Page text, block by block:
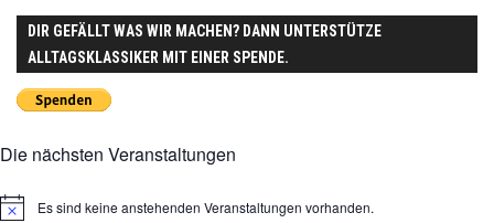
DIR GEFÄLLT WAS WIR MACHEN? DANN UNTERSTÜTZE
ALLTAGSKLASSIKER MIT EINER SPENDE.
Die nächsten Veranstaltungen
HinweisEs sind keine anstehenden Veranstaltungen vorhanden.